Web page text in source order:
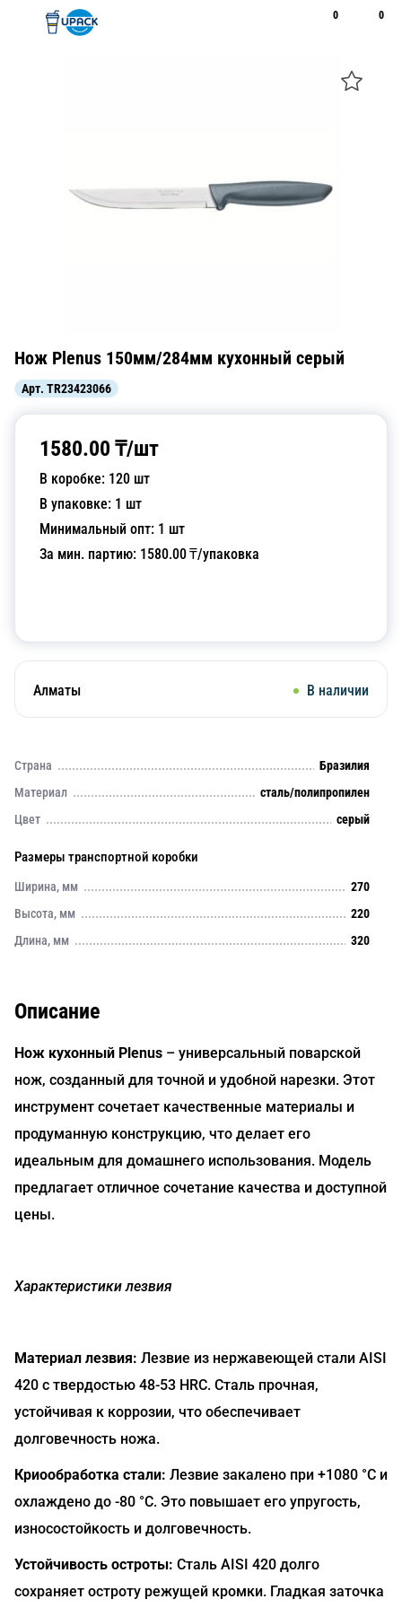
0 0
Нож Plenus 150мм/284мм кухонный серый
Арт. TR23423066
1580.00 ₸/шт
В коробке: 120 шт
В упаковке: 1 шт
Минимальный опт: 1 шт
За мин. партию: 1580.00₸/упаковка
Алматы В наличии
Страна
Бразилия
Материал
сталь/полипропилен
Цвет
серый
Размеры транспортной коробки
Ширина, мм
270
Высота, мм
220
Длина, мм
320
Описание
Нож кухонный Plenus – универсальный поварской
нож, созданный для точной и удобной нарезки. Этот
инструмент сочетает качественные материалы и
продуманную конструкцию, что делает его
идеальным для домашнего использования. Модель
предлагает отличное сочетание качества и доступной
цены.
Характеристики лезвия
Материал лезвия: Лезвие из нержавеющей стали AISI
420 с твердостью 48-53 HRC. Сталь прочная,
устойчивая к коррозии, что обеспечивает
долговечность ножа.
Криообработка стали: Лезвие закалено при +1080 °C и
охлаждено до -80 °C. Это повышает его упругость,
износостойкость и долговечность.
Устойчивость остроты: Сталь AISI 420 долго
сохраняет остроту режущей кромки. Гладкая заточка